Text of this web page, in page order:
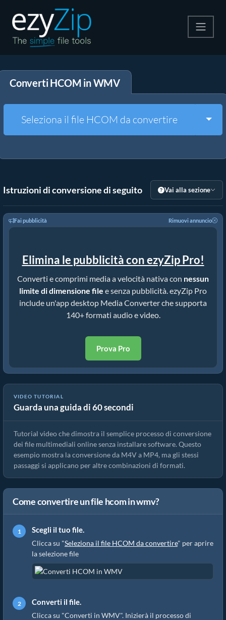
Decomprimi
Altri strumenti
Converti HCOM in WMV
Seleziona il file HCOM da convertire
Istruzioni di conversione di seguito Vai alla sezione
Fai pubblicità Rimuovi annuncio
Elimina le pubblicità con ezyZip Pro!
Converti e comprimi media a velocità nativa con nessun
limite di dimensione file e senza pubblicità. ezyZip Pro
include un'app desktop Media Converter che supporta
140+ formati audio e video.
Prova Pro
VIDEO TUTORIAL
Guarda una guida di 60 secondi
Come convertire file multimediali
Tutorial video che dimostra il semplice processo di conversione
dei file multimediali online senza installare software. Questo
esempio mostra la conversione da M4V a MP4, ma gli stessi
passaggi si applicano per altre combinazioni di formati.
Come convertire un file hcom in wmv?
Scegli il tuo file.
Clicca su "Seleziona il file HCOM da convertire" per aprire
la selezione file
Converti il file.
Clicca su "Converti in WMV". Inizierà il processo di